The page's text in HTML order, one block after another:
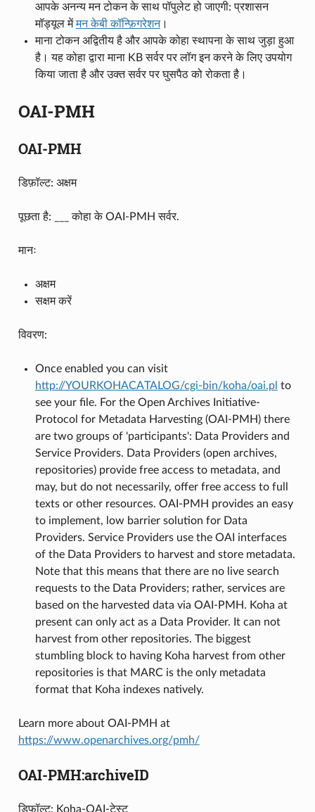
आपके अनन्य मन टोकन के साथ पॉपुलेट हो जाएगी: प्रशासन
मॉड्यूल मेंमन केबी कॉन्फ़िगरेशन।
माना टोकन अद्वितीय है और आपके कोहा स्थापना के साथ जुड़ा हुआ
है। यह कोहा द्वारा माना KB सर्वर पर लॉग इन करने के लिए उपयोग
किया जाता है और उक्त सर्वर पर घुसपैठ को रोकता है।
OAI-PMH
OAI-PMH
डिफ़ॉल्ट: अक्षम
पूछता है: ___ कोहा के OAI-PMH सर्वर.
मानः
अक्षम
सक्षम करें
विवरण:
Once enabled you can visit
http://YOURKOHACATALOG/cgi-bin/koha/oai.pl to
see your file. For the Open Archives Initiative-
Protocol for Metadata Harvesting (OAI-PMH) there
are two groups of 'participants': Data Providers and
Service Providers. Data Providers (open archives,
repositories) provide free access to metadata, and
may, but do not necessarily, offer free access to full
texts or other resources. OAI-PMH provides an easy
to implement, low barrier solution for Data
Providers. Service Providers use the OAI interfaces
of the Data Providers to harvest and store metadata.
Note that this means that there are no live search
requests to the Data Providers; rather, services are
based on the harvested data via OAI-PMH. Koha at
present can only act as a Data Provider. It can not
harvest from other repositories. The biggest
stumbling block to having Koha harvest from other
repositories is that MARC is the only metadata
format that Koha indexes natively.
Learn more about OAI-PMH at
https://www.openarchives.org/pmh/
OAI-PMH:archiveID
डिफ़ॉल्ट: Koha-OAI-टेस्ट